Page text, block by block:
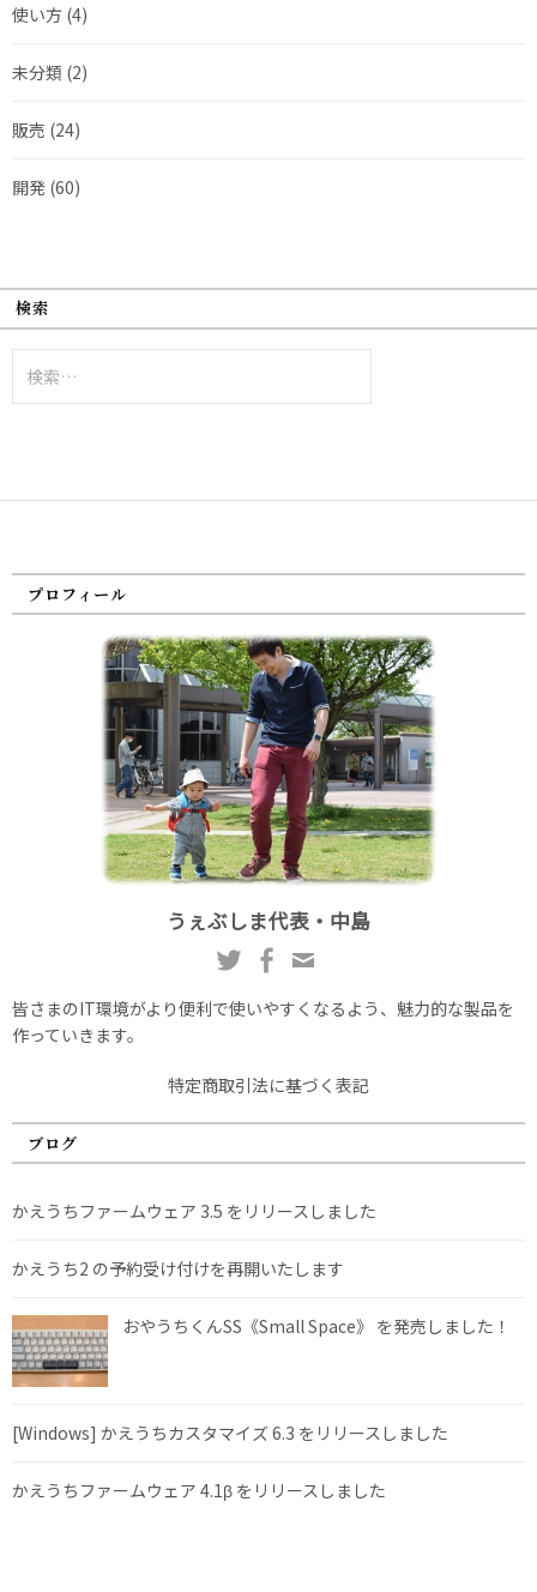
使い方 (4)
未分類 (2)
販売 (24)
開発 (60)
検索
索:
プロフィール
うぇぶしま代表・中島
皆さまのIT環境がより便利で使いやすくなるよう、魅力的な製品を
作っていきます。
特定商取引法に基づく表記
ブログ
かえうちファームウェア 3.5 をリリースしました
かえうち2 の予約受け付けを再開いたします
おやうちくんSS《Small Space》 を発売しました！
[Windows] かえうちカスタマイズ 6.3 をリリースしました
かえうちファームウェア 4.1β をリリースしました